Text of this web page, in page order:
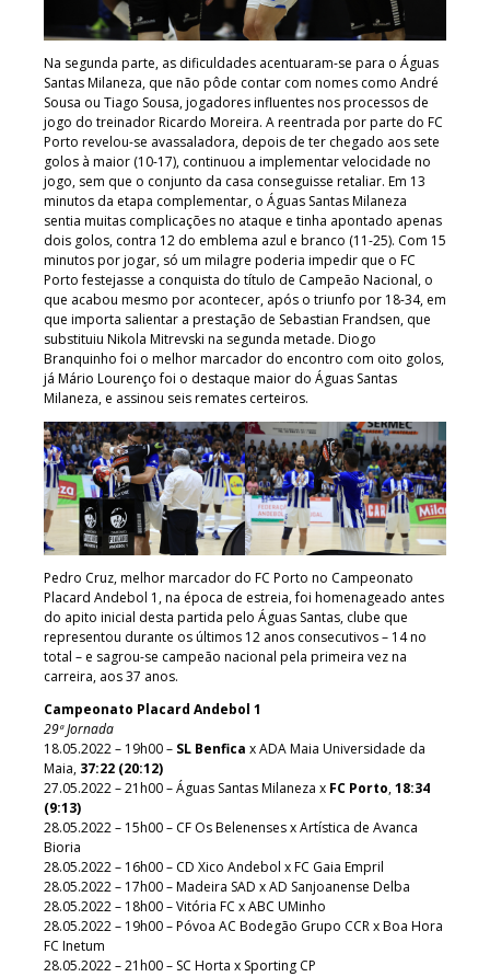
Na segunda parte, as dificuldades acentuaram-se para o Águas
Santas Milaneza, que não pôde contar com nomes como André
Sousa ou Tiago Sousa, jogadores influentes nos processos de
jogo do treinador Ricardo Moreira. A reentrada por parte do FC
Porto revelou-se avassaladora, depois de ter chegado aos sete
golos à maior (10-17), continuou a implementar velocidade no
jogo, sem que o conjunto da casa conseguisse retaliar. Em 13
minutos da etapa complementar, o Águas Santas Milaneza
sentia muitas complicações no ataque e tinha apontado apenas
dois golos, contra 12 do emblema azul e branco (11-25). Com 15
minutos por jogar, só um milagre poderia impedir que o FC
Porto festejasse a conquista do título de Campeão Nacional, o
que acabou mesmo por acontecer, após o triunfo por 18-34, em
que importa salientar a prestação de Sebastian Frandsen, que
substituiu Nikola Mitrevski na segunda metade. Diogo
Branquinho foi o melhor marcador do encontro com oito golos,
já Mário Lourenço foi o destaque maior do Águas Santas
Milaneza, e assinou seis remates certeiros.
Pedro Cruz, melhor marcador do FC Porto no Campeonato
Placard Andebol 1, na época de estreia, foi homenageado antes
do apito inicial desta partida pelo Águas Santas, clube que
representou durante os últimos 12 anos consecutivos – 14 no
total – e sagrou-se campeão nacional pela primeira vez na
carreira, aos 37 anos.
Campeonato Placard Andebol 1
29ª Jornada
18.05.2022 – 19h00 – SL Benfica x ADA Maia Universidade da
Maia, 37:22 (20:12)
27.05.2022 – 21h00 – Águas Santas Milaneza x FC Porto,18:34
(9:13)
28.05.2022 – 15h00 – CF Os Belenenses x Artística de Avanca
Bioria
28.05.2022 – 16h00 – CD Xico Andebol x FC Gaia Empril
28.05.2022 – 17h00 – Madeira SAD x AD Sanjoanense Delba
28.05.2022 – 18h00 – Vitória FC x ABC UMinho
28.05.2022 – 19h00 – Póvoa AC Bodegão Grupo CCR x Boa Hora
FC Inetum
28.05.2022 – 21h00 – SC Horta x Sporting CP